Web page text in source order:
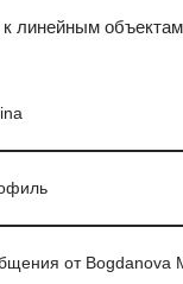
линейным объектам
от Bogdanova